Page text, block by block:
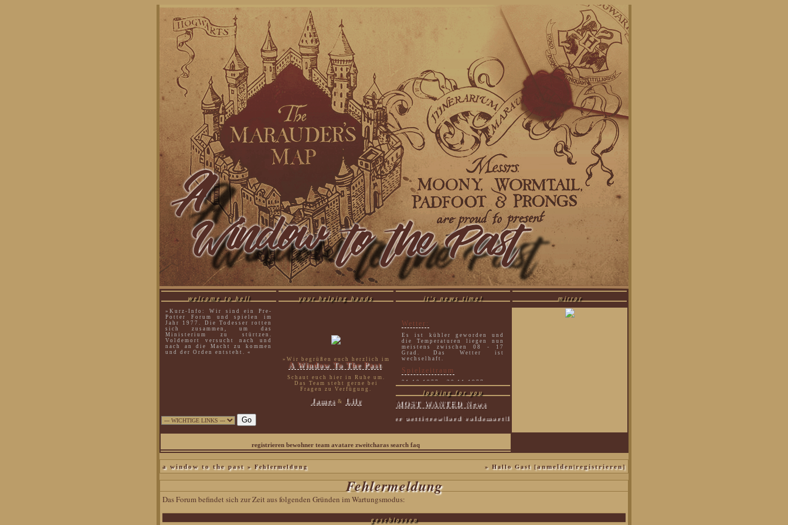
welcome to hell your helping hands it's news time! mirror
»Kurz-Info: Wir sind ein Pre-
Potter Forum und spielen im
Jahr 1977. Die Todesser rotten
sich zusammen, um das
Ministerium zu stürtzen.
Voldemort versucht nach und
nach an die Macht zu kommen
und der Orden entsteht. «
»Wir begrüßen euch herzlich im
A Window To The Past.
Schaut euch hier in Ruhe um.
Das Team steht gerne bei
Fragen zu Verfügung.
James& Lily
Wetter:
Es ist kühler geworden und
die Temperaturen liegen nun
meistens zwischen 08 - 17
Grad. Das Wetter ist
wechselhaft.
Spielzeitraum
01.10.1977 - 30.11.1977
looking for you
MOST WANTED News
sirius black|peter pettigrew|lord voldemort|lucius malfoy|bellatrix black|narzissa malfoy
registrieren bewohner team avatare zweitcharas search faq
a window to the past » Fehlermeldung » Hallo Gast [anmelden|registrieren]
Fehlermeldung
Das Forum befindet sich zur Zeit aus folgenden Gründen im Wartungsmodus:
geschlossen